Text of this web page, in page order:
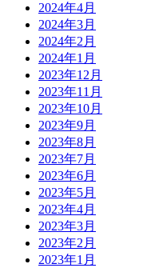
2024年4月
2024年3月
2024年2月
2024年1月
2023年12月
2023年11月
2023年10月
2023年9月
2023年8月
2023年7月
2023年6月
2023年5月
2023年4月
2023年3月
2023年2月
2023年1月